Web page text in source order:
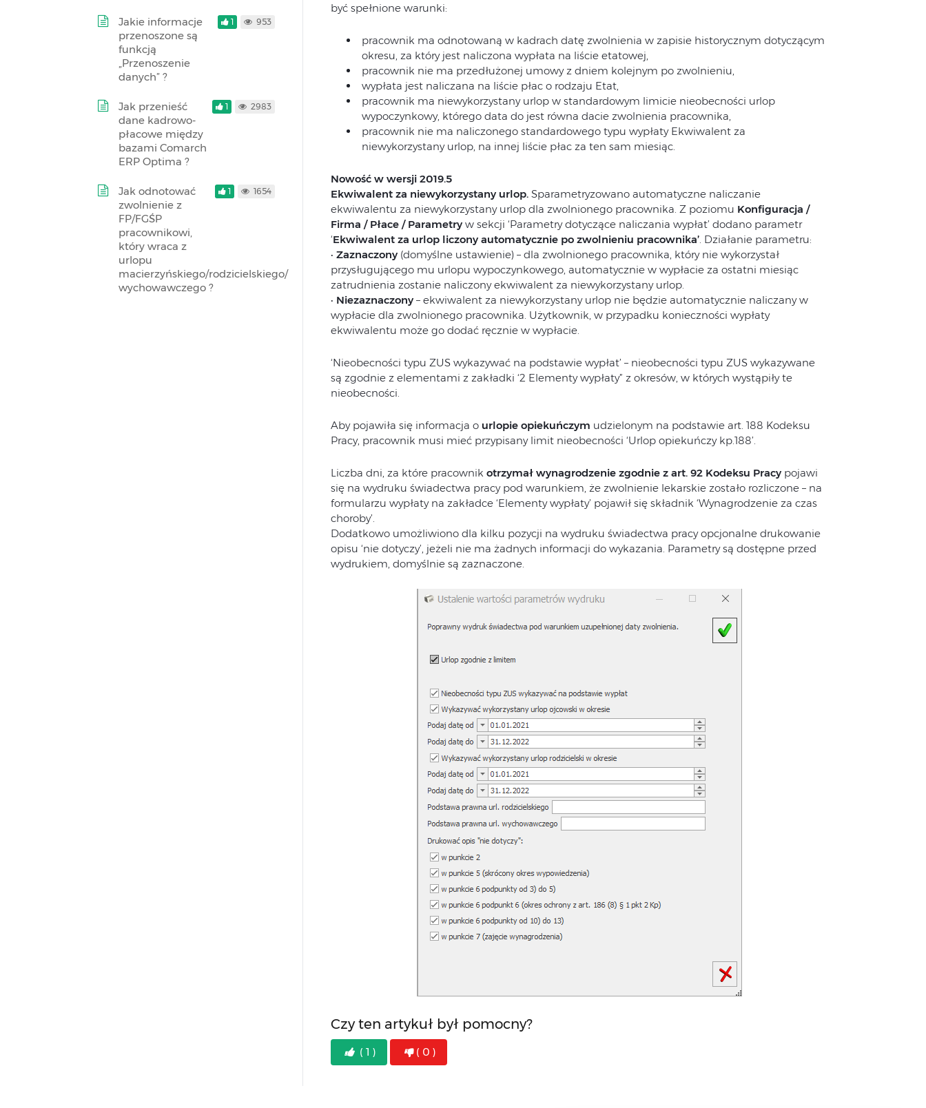
być spełnione warunki:
pracownik ma odnotowaną w kadrach datę zwolnienia w zapisie historycznym dotyczącym
okresu, za który jest naliczona wypłata na liście etatowej,
pracownik nie ma przedłużonej umowy z dniem kolejnym po zwolnieniu,
wypłata jest naliczana na liście płac o rodzaju Etat,
pracownik ma niewykorzystany urlop w standardowym limicie nieobecności urlop
wypoczynkowy, którego data do jest równa dacie zwolnienia pracownika,
pracownik nie ma naliczonego standardowego typu wypłaty Ekwiwalent za
niewykorzystany urlop, na innej liście płac za ten sam miesiąc.
Nowość w wersji 2019.5
Ekwiwalent za niewykorzystany urlop.Sparametryzowano automatyczne naliczanie
ekwiwalentu za niewykorzystany urlop dla zwolnionego pracownika. Z poziomu Konfiguracja /
Firma / Płace / Parametryw sekcji ‘Parametry dotyczące naliczania wypłat’ dodano parametr
‘Ekwiwalent za urlop liczony automatycznie po zwolnieniu pracownika’. Działanie parametru:
• Zaznaczony(domyślne ustawienie) – dla zwolnionego pracownika, który nie wykorzystał
przysługującego mu urlopu wypoczynkowego, automatycznie w wypłacie za ostatni miesiąc
zatrudnienia zostanie naliczony ekwiwalent za niewykorzystany urlop.
• Niezaznaczony– ekwiwalent za niewykorzystany urlop nie będzie automatycznie naliczany w
wypłacie dla zwolnionego pracownika. Użytkownik, w przypadku konieczności wypłaty
ekwiwalentu może go dodać ręcznie w wypłacie.
‘Nieobecności typu ZUS wykazywać na podstawie wypłat’ – nieobecności typu ZUS wykazywane
są zgodnie z elementami z zakładki ‘2 Elementy wypłaty” z okresów, w których wystąpiły te
nieobecności.
Aby pojawiła się informacja o urlopie opiekuńczym udzielonym na podstawie art. 188 Kodeksu
Pracy, pracownik musi mieć przypisany limit nieobecności ‘Urlop opiekuńczy kp.188’.
Liczba dni, za które pracownik otrzymał wynagrodzenie zgodnie z art. 92 Kodeksu Pracypojawi
się na wydruku świadectwa pracy pod warunkiem, że zwolnienie lekarskie zostało rozliczone – na
formularzu wypłaty na zakładce ‘Elementy wypłaty’ pojawił się składnik ‘Wynagrodzenie za czas
choroby’.
Dodatkowo umożliwiono dla kilku pozycji na wydruku świadectwa pracy opcjonalne drukowanie
opisu ‘nie dotyczy’, jeżeli nie ma żadnych informacji do wykazania. Parametry są dostępne przed
wydrukiem, domyślnie są zaznaczone.
Czy ten artykuł był pomocny?
( 1 ) ( 0 )
Jakie informacje
przenoszone są
funkcją
„Przenoszenie
danych” ?
1 953
Jak przenieść
dane kadrowo-
płacowe między
bazami Comarch
ERP Optima ?
1 2983
Jak odnotować
zwolnienie z
FP/FGŚP
pracownikowi,
który wraca z
urlopu
macierzyńskiego/rodzicielskiego/
wychowawczego ?
1 1654